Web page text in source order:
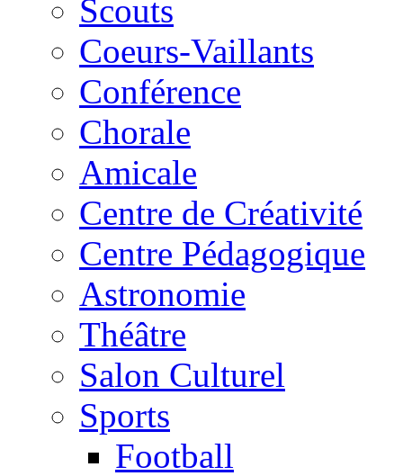
Scouts
Coeurs-Vaillants
Conférence
Chorale
Amicale
Centre de Créativité
Centre Pédagogique
Astronomie
Théâtre
Salon Culturel
Sports
Football